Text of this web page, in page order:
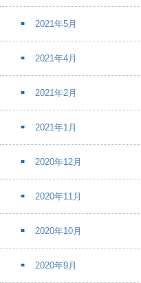
2021年5月
2021年4月
2021年2月
2021年1月
2020年12月
2020年11月
2020年10月
2020年9月